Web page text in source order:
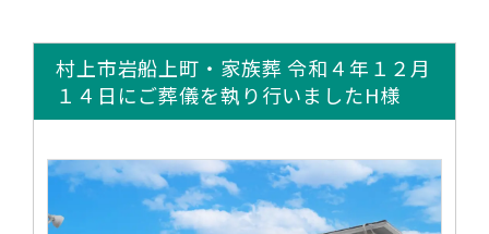
村上市岩船上町・家族葬 令和４年１２月
１４日にご葬儀を執り行いましたH様